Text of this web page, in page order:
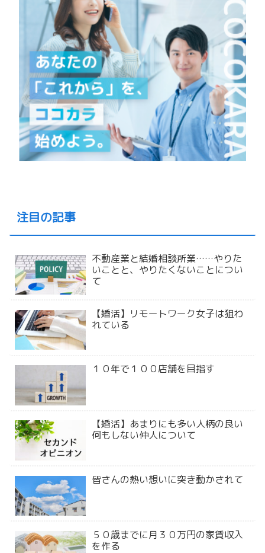
注目の記事
不動産業と結婚相談所業……やりた
いことと、やりたくないことについ
て
【婚活】リモートワーク女子は狙わ
れている
１０年で１００店舗を目指す
【婚活】あまりにも多い人柄の良い
何もしない仲人について
皆さんの熱い想いに突き動かされて
５０歳までに月３０万円の家賃収入
を作る